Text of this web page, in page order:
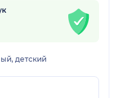
детский